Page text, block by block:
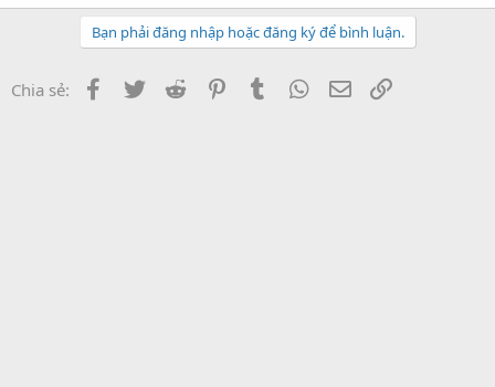
Bạn phải đăng nhập hoặc đăng ký để bình luận.
Chia sẻ: Facebook
Twitter Reddit PinterestTumblr WhatsApp
Email